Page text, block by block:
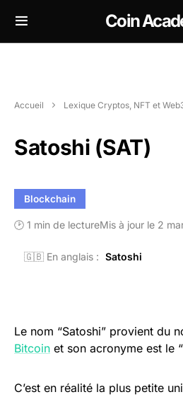
Coin
Accueil Lexique Cryptos, NFT et
Satoshi (SAT)
Blockchain
🕑 1 min de lectureMis à jour le 2
🇬🇧 En anglais : Satoshi
Le nom “Satoshi” provient du
Bitcoin et son acronyme est le
C’est en réalité la plus petite